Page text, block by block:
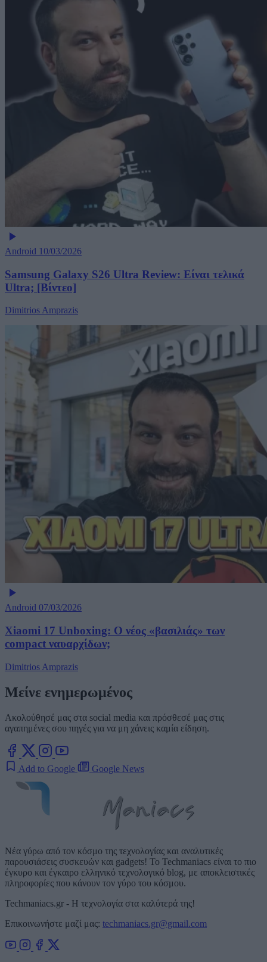
Android 10/03/2026
Samsung Galaxy S26 Ultra Review: Είναι τελικά
Ultra; [Βίντεο]
Dimitrios Amprazis
Android 07/03/2026
Xiaomi 17 Unboxing: Ο νέος «βασιλιάς» των
compact ναυαρχίδων;
Dimitrios Amprazis
Μείνε ενημερωμένος
Ακολούθησέ μας στα social media και πρόσθεσέ μας στις
αγαπημένες σου πηγές για να μη χάνεις καμία είδηση.
Add to Google Google News
Νέα γύρω από τον κόσμο της τεχνολογίας και αναλυτικές
παρουσιάσεις συσκευών και gadgets! Το Techmaniacs είναι το πιο
έγκυρο και έγκαιρο ελληνικό τεχνολογικό blog, με αποκλειστικές
πληροφορίες που κάνουν τον γύρο του κόσμου.
Techmaniacs.gr - Η τεχνολογία στα καλύτερά της!
Επικοινωνήστε μαζί μας: techmaniacs.gr@gmail.com